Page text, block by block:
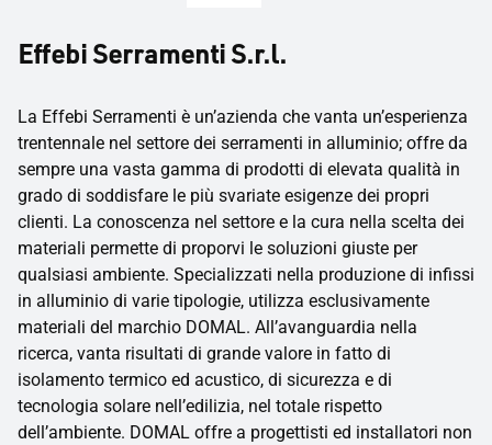
Effebi Serramenti S.r.l.
La Effebi Serramenti è un’azienda che vanta un’esperienza
trentennale nel settore dei serramenti in alluminio; offre da
sempre una vasta gamma di prodotti di elevata qualità in
grado di soddisfare le più svariate esigenze dei propri
clienti. La conoscenza nel settore e la cura nella scelta dei
materiali permette di proporvi le soluzioni giuste per
qualsiasi ambiente. Specializzati nella produzione di infissi
in alluminio di varie tipologie, utilizza esclusivamente
materiali del marchio DOMAL. All’avanguardia nella
ricerca, vanta risultati di grande valore in fatto di
isolamento termico ed acustico, di sicurezza e di
tecnologia solare nell’edilizia, nel totale rispetto
dell’ambiente. DOMAL offre a progettisti ed installatori non